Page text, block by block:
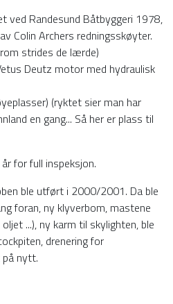
ved Randesund Båtbyggeri 1978,
Colin Archers redningsskøyter.
strides de lærde)
Deutz motor med hydraulisk
(ryktet sier man har
en gang... Så her er plass til
for full inspeksjon.
ble utført i 2000/2001. Da ble
foran, ny klyverbom, mastene
...), ny karm til skylighten, ble
drenering for
nytt.